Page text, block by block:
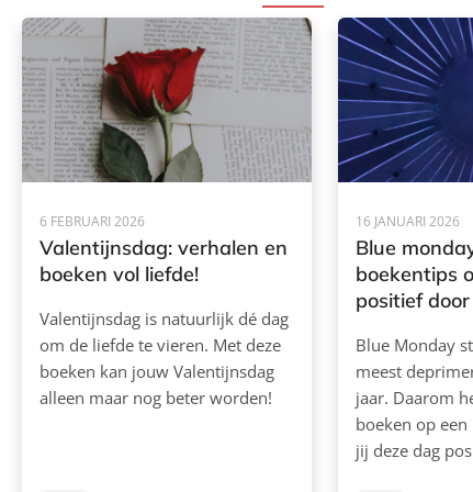
6 FEBRUARI 2026
Valentijnsdag: verhalen en
boeken vol liefde!
Valentijnsdag is natuurlijk dé dag
om de liefde te vieren. Met deze
boeken kan jouw Valentijnsdag
alleen maar nog beter worden!
16 JANUARI 2026
Blue
boekentips
positief
Blue Monday
meest
jaar. Daarom
boeken op
jij deze dag